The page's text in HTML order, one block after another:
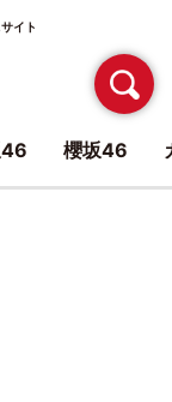
イト
46 櫻坂46